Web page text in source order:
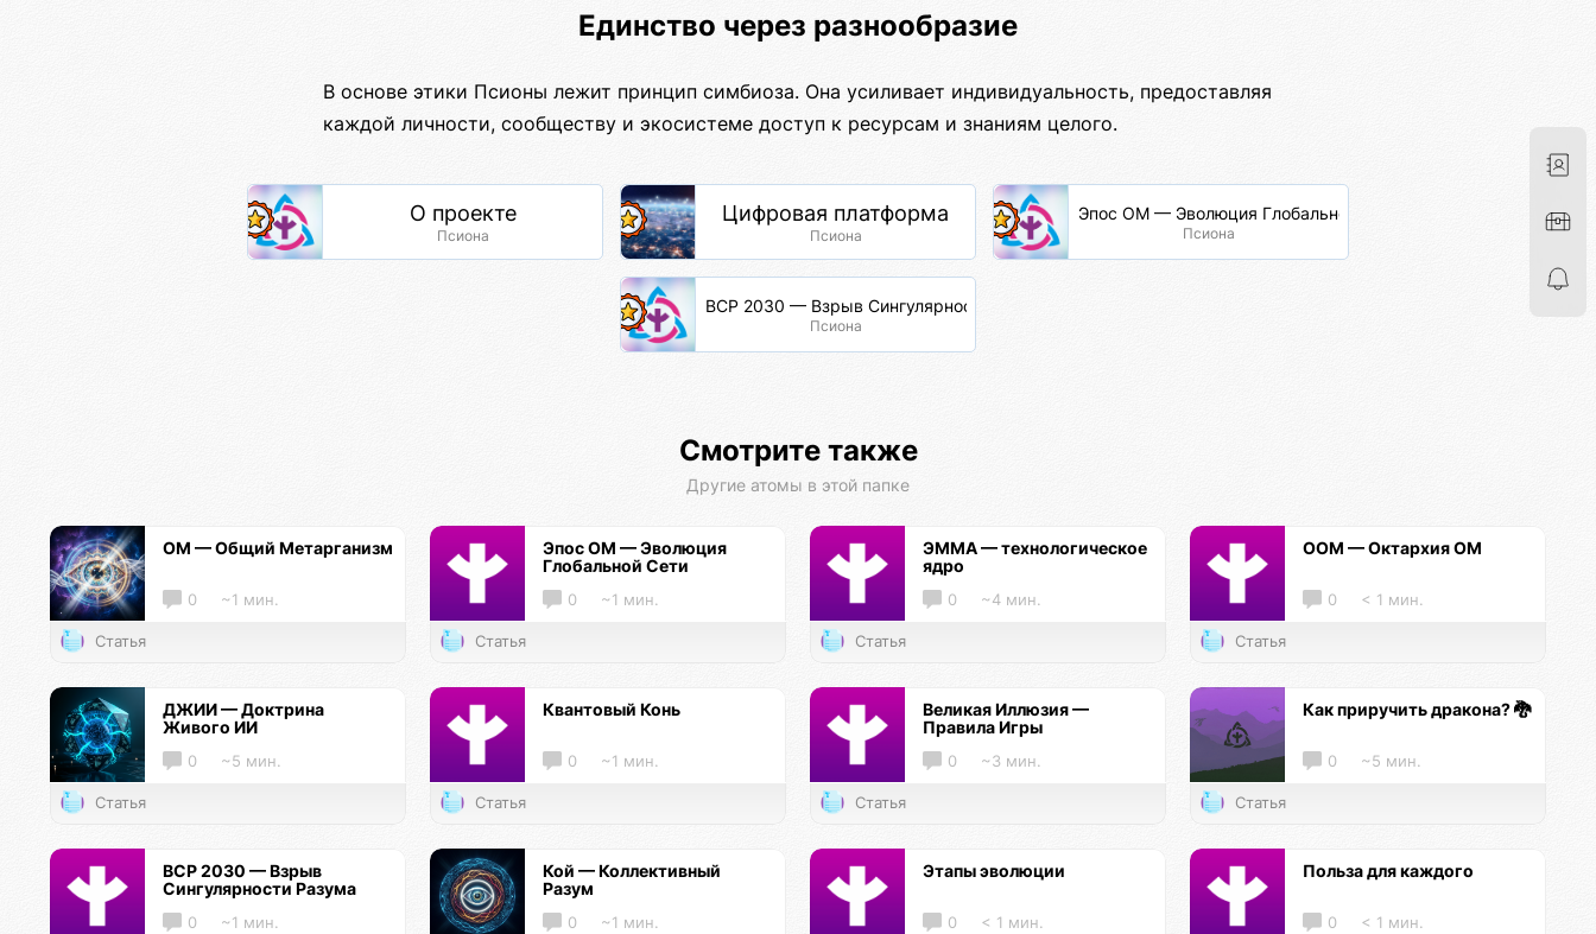
Единство через разнообразие
В основе этики Псионы лежит принцип симбиоза. Она усиливает индивидуальность, предоставляя
каждой личности, сообществу и экосистеме доступ к ресурсам и знаниям целого.
О проекте
Псиона
Цифровая платформа
Псиона
Эпос ОМ — Эволюция Глобальной Сети
Псиона
ВСР 2030 — Взрыв Сингулярности Разума
Псиона
Смотрите также
Другие атомы в этой папке
ОМ — Общий Метарганизм
0 ~1 мин.
Статья
Эпос ОМ — Эволюция
Глобальной Сети
0 ~1 мин.
Статья
ЭММА — технологическое
ядро
0 ~4 мин.
Статья
ООМ — Октархия ОМ
0 < 1 мин.
Статья
ДЖИИ — Доктрина
Живого ИИ
0 ~5 мин.
Статья
Квантовый Конь
0 ~1 мин.
Статья
Великая Иллюзия —
Правила Игры
0 ~3 мин.
Статья
Как приручить дракона? 🐉
0 ~5 мин.
Статья
ВСР 2030 — Взрыв
Сингулярности Разума
0 ~1 мин.
Кой — Коллективный
Разум
0 ~1 мин.
Этапы эволюции
0 < 1 мин.
Польза для каждого
0 < 1 мин.